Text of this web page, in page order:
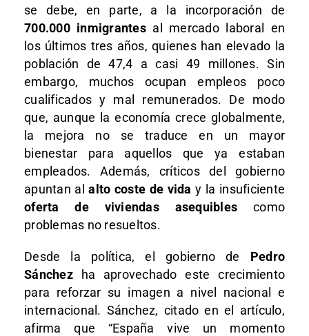
se debe, en parte, a la incorporación de
700.000 inmigrantesal mercado laboral en
los últimos tres años, quienes han elevado la
población de 47,4 a casi 49 millones. Sin
embargo, muchos ocupan empleos poco
cualificados y mal remunerados. De modo
que, aunque la economía crece globalmente,
la mejora no se traduce en un mayor
bienestar para aquellos que ya estaban
empleados. Además, críticos del gobierno
apuntan alalto coste de vida y la insuficiente
oferta de viviendas asequibles como
problemas no resueltos.
Desde la política, el gobierno de Pedro
Sánchezha aprovechado este crecimiento
para reforzar su imagen a nivel nacional e
internacional. Sánchez, citado en el artículo,
afirma que “España vive un momento